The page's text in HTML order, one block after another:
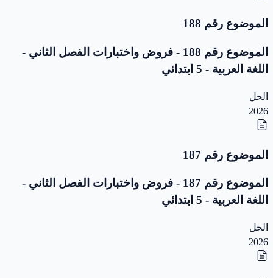
الموضوع رقم 188
الموضوع رقم 188 - فروض واختبارات الفصل الثاني -
اللغة العربية - 5 ابتدائي
الحل
2026
الموضوع رقم 187
الموضوع رقم 187 - فروض واختبارات الفصل الثاني -
اللغة العربية - 5 ابتدائي
الحل
2026